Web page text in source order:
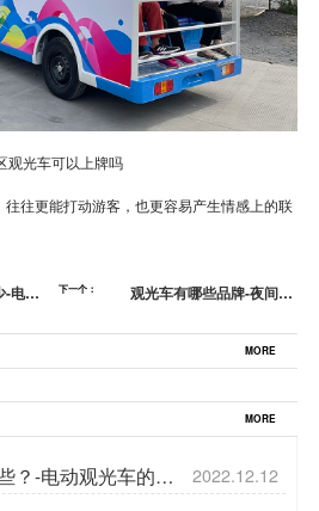
观光车可以上牌吗
往更能打动游客，也更容易产生情感上的联
-电池
下一个：
观光车有哪些品牌-夜间旅
MORE
MORE
？-电动观光车的超 2022.12.12